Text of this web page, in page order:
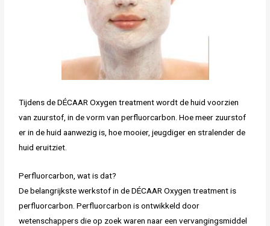
Tijdens de DÉCAAR Oxygen treatment wordt de huid voorzien
van zuurstof, in de vorm van perfluorcarbon. Hoe meer zuurstof
er in de huid aanwezig is, hoe mooier, jeugdiger en stralender de
huid eruitziet.
Perfluorcarbon, wat is dat?
De belangrijkste werkstof in de DÉCAAR Oxygen treatment is
perfluorcarbon. Perfluorcarbon is ontwikkeld door
wetenschappers die op zoek waren naar een vervangingsmiddel